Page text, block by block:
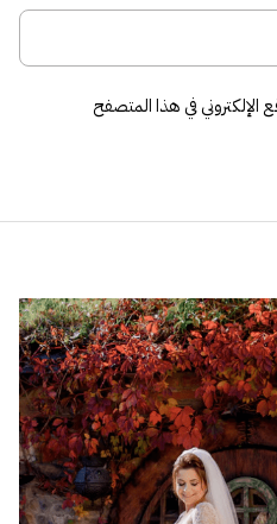
الإلكتروني في هذا المتصفح